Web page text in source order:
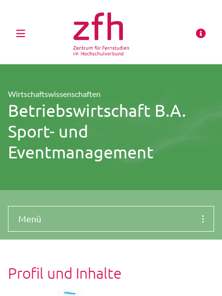
Wirtschaftswissenschaften
Betriebswirtschaft B.A.
Sport- und
Eventmanagement
Menü
Profil und Inhalte